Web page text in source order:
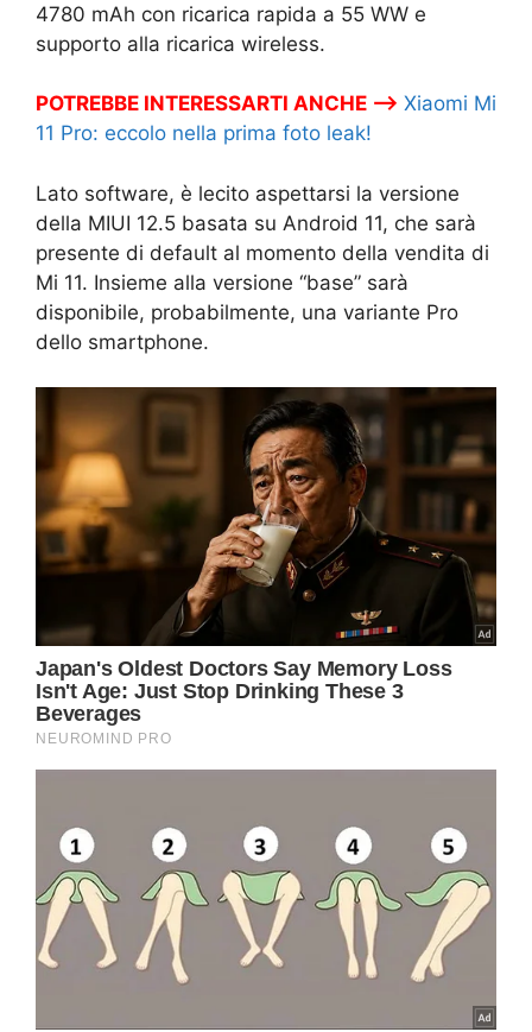
4780 mAh con ricarica rapida a 55 WW e
supporto alla ricarica wireless.
POTREBBE INTERESSARTI ANCHE –> Xiaomi Mi
11 Pro: eccolo nella prima foto leak!
Lato software, è lecito aspettarsi la versione
della MIUI 12.5 basata su Android 11, che sarà
presente di default al momento della vendita di
Mi 11. Insieme alla versione “base” sarà
disponibile, probabilmente, una variante Pro
dello smartphone.